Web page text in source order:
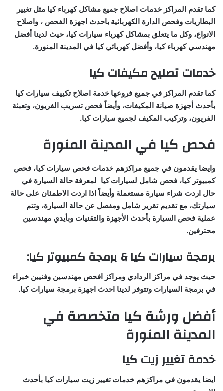
كما تقدم المراكز خدمات اصلاح جميع مشاكل كهرباء كيا مثل تغيير
البطاريات وفحص الدارة الكهربائية باحدث اجهزة الفحص ، واصلاح
الانواع، وكل ما يتعلق بمشاكل كهرباء سيارات كيا، حيث لدينا أفضل
مهندسي كهرباء كيا، وأفضل كهربائي كيا في المدينة المنورة.
خدمات تصليح مكيفات كيا
كما تقدم المراكز في جميع فروعها خدمة اصلاح تكييف سيارات كيا
بأحدث أجهزة صيانة المكيفات، وأيضاً فحص تسريب الفريون، وتعبئة
الفريون، وتركيب المكيف لجميع سيارات كيا.
فحص كيا في المدينة المنورة
وايضا يقدمون في جميع مراكزهم خدمات فحص سيارات كيا، فحص
كمبيوتر كيا، فحص شامل لسيارات كيا لمعرفة حالة السيارة في
حال اردت شراء سيارة مستعملة وأيضاً اذا اردت الاطمئان على حالة
سيارتك، مع تقديم تقرير شامل ومفصل عن حالة السيارة، وتتم
عملية فحص السيارة بأحدث الأجهزة والتقنيات وبأيدي مهندسين
محترفين.
برمجة سيارات كيا & برمجة كمبيوتر كيا:
حيث يوجد في مراكز الردادي ومراكز افحص مهندسين وفنيين خبراء
في برمجة السيارات وتتوفر لدينا احدث اجهزة برمجة سيارات كيا.
أفضل ورشة كيا متخصصة في
المدينة المنورة
خدمة تغيير زيت كيا
ايضا يقدمون في مراكزهم خدمات تغيير زيت سيارات كيا بأحدث